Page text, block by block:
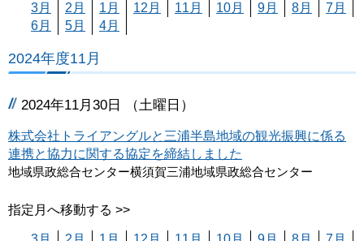
3月 2月 1月 12月 11月 10月 9月 8月
7月
6月
5月 4月
2024年度11月
2024年11月30日 （土曜日）
株式会社トライアングルと三浦半島地域の観光振興に係る
連携と協力に関する協定を締結しました
地域県政総合センター横須賀三浦地域県政総合センター
指定月へ移動する >>